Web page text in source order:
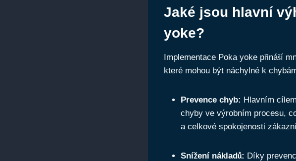
Jaké jsou hlavní
yoke?
Implementace Poka yoke přináší
které mohou být náchylné k
Prevence chyb: Hlavním
chyby ve výrobním procesu,
a celkové spokojenosti
Snížení nákladů: Díky